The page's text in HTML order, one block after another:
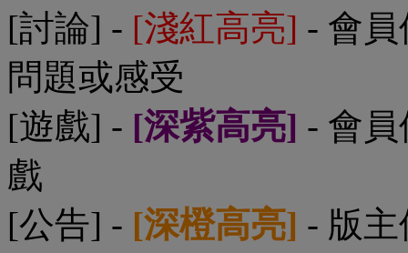
[討論] - [淺紅高亮] - 會
問題或感受
[遊戲] - [深紫高亮] - 會
戲
[公告] - [深橙高亮] - 版